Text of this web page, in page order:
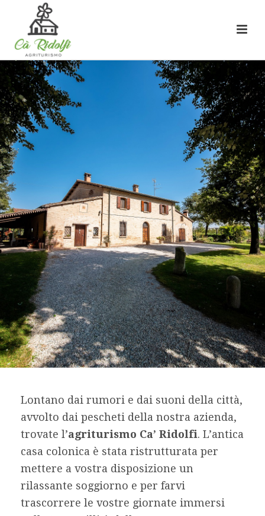
Lontano dai rumori e dai suoni della città,
avvolto dai pescheti della nostra azienda,
trovate l’agriturismo Ca’ Ridolfi. L’antica
casa colonica è stata ristrutturata per
mettere a vostra disposizione un
rilassante soggiorno e per farvi
trascorrere le vostre giornate immersi